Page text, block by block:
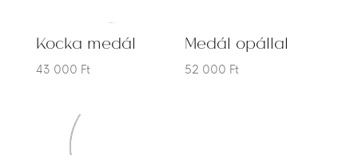
Kocka medál
43 000 Ft
Medál opállal
52 000 Ft